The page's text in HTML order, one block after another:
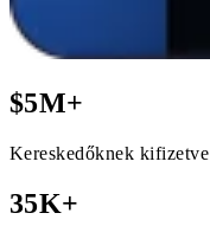
$5M+
Kereskedőknek kifizetve
35K+